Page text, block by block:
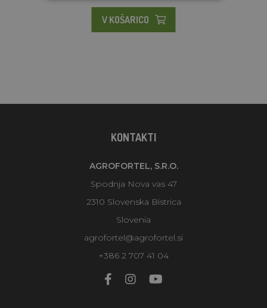
V KOŠARICO
KONTAKTI
AGROFORTEL, S.R.O.
Spodnja Nova vas 47
2310 Slovenska Bistrica
Slovenia
agrofortel@agrofortel.si
+386 2 707 41 04